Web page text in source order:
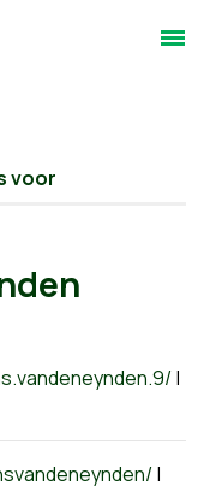
voor
|
|